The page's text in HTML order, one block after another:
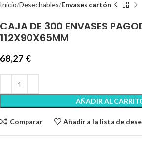
Inicio Desechables Envases cartón
CAJA DE 300 ENVASES
112X90X65MM
68,27 €
AÑADIR AL
Comparar Añadir a la lista de